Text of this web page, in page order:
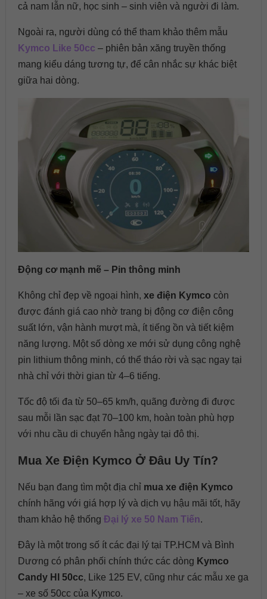
cả nam lẫn nữ, học sinh – sinh viên và người đi làm.
Ngoài ra, người dùng có thể tham khảo thêm mẫu
Kymco Like 50cc – phiên bản xăng truyền thống
mang kiểu dáng tương tự, để cân nhắc sự khác biệt
giữa hai dòng.
Động cơ mạnh mẽ – Pin thông minh
Không chỉ đẹp về ngoại hình, xe điện Kymco còn
được đánh giá cao nhờ trang bị động cơ điện công
suất lớn, vận hành mượt mà, ít tiếng ồn và tiết kiệm
năng lượng. Một số dòng xe mới sử dụng công nghệ
pin lithium thông minh, có thể tháo rời và sạc ngay tại
nhà chỉ với thời gian từ 4–6 tiếng.
Tốc độ tối đa từ 50–65 km/h, quãng đường đi được
sau mỗi lần sạc đạt 70–100 km, hoàn toàn phù hợp
với nhu cầu di chuyển hằng ngày tại đô thị.
Mua Xe Điện Kymco Ở Đâu Uy Tín?
Nếu bạn đang tìm một địa chỉ mua xe điện Kymco
chính hãng với giá hợp lý và dịch vụ hậu mãi tốt, hãy
tham khảo hệ thống Đại lý xe 50 Nam Tiến.
Đây là một trong số ít các đại lý tại TP.HCM và Bình
Dương có phân phối chính thức các dòng Kymco
Candy HI 50cc, Like 125 EV, cũng như các mẫu xe ga
– xe số 50cc của Kymco.